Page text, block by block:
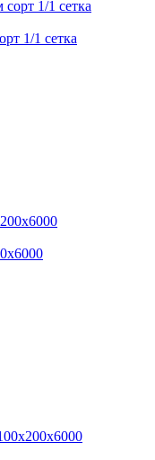
1/1 сетка